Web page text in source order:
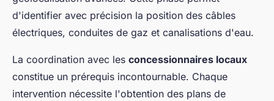
d'identifier avec précision la position des câbles
électriques, conduites de gaz et canalisations d'eau.
La coordination avec les concessionnaires locaux
constitue un prérequis incontournable. Chaque
intervention nécessite l'obtention des plans de